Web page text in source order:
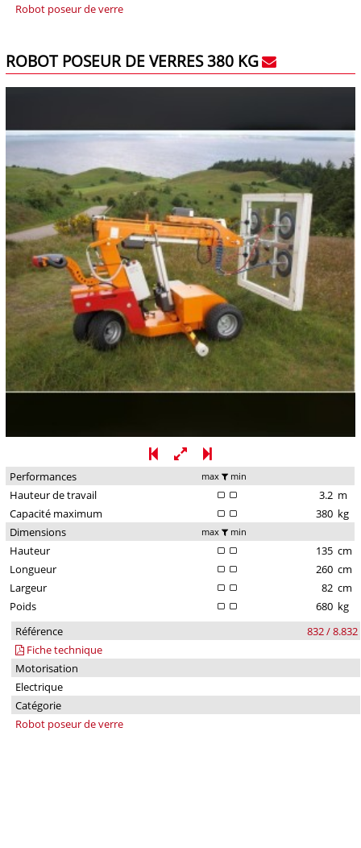
Robot poseur de verre
ROBOT POSEUR DE VERRES 380 KG
Performances max min
Hauteur de travail 3.2 m
Capacité maximum
380 kg
Dimensions
max min
Hauteur 135 cm
Longueur
260 cm
Largeur
82 cm
Poids
680 kg
Référence
832 / 8.832
Fiche technique
Motorisation
Electrique
Catégorie
Robot poseur de verre